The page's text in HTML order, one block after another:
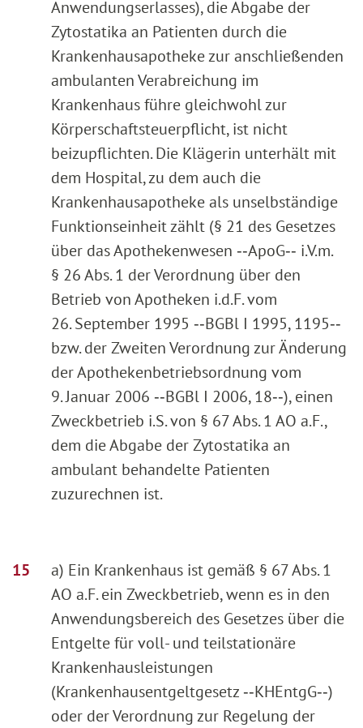
Anwendungserlasses), die Abgabe der
Zytostatika an Patienten durch die
Krankenhausapotheke zur anschließenden
ambulanten Verabreichung im
Krankenhaus führe gleichwohl zur
Körperschaftsteuerpflicht, ist nicht
beizupflichten. Die Klägerin unterhält mit
dem Hospital, zu dem auch die
Krankenhausapotheke als unselbständige
Funktionseinheit zählt (§ 21 des Gesetzes
über das Apothekenwesen ‑‑ApoG‑‑ i.V.m.
§ 26 Abs. 1 der Verordnung über den
Betrieb von Apotheken i.d.F. vom
26. September 1995 ‑‑BGBl I 1995, 1195‑‑
bzw. der Zweiten Verordnung zur Änderung
der Apothekenbetriebsordnung vom
9. Januar 2006 ‑‑BGBl I 2006, 18‑‑), einen
Zweckbetrieb i.S. von § 67 Abs. 1 AO a.F.,
dem die Abgabe der Zytostatika an
ambulant behandelte Patienten
zuzurechnen ist.
a) Ein Krankenhaus ist gemäß § 67 Abs. 1
AO a.F. ein Zweckbetrieb, wenn es in den
Anwendungsbereich des Gesetzes über die
Entgelte für voll- und teilstationäre
Krankenhausleistungen
(Krankenhausentgeltgesetz ‑‑KHEntgG‑‑)
oder der Verordnung zur Regelung der